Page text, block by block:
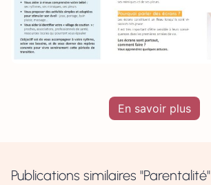
En savoir plus
Publications similaires "Parentalité"